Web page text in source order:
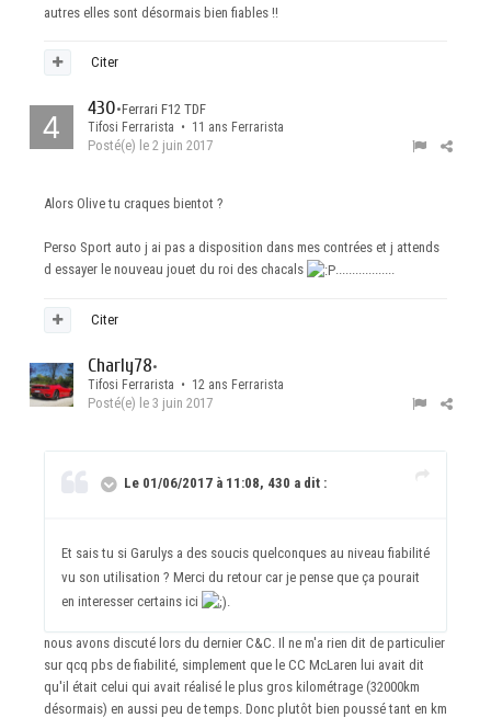
autres elles sont désormais bien fiables !!
Citer
430•Ferrari F12 TDF
Tifosi Ferrarista • 11 ans Ferrarista
Posté(e) le 2 juin 2017
Alors Olive tu craques bientot ?
Perso Sport auto j ai pas a disposition dans mes contrées et j attends
d essayer le nouveau jouet du roi des chacals
..................
Citer
Charly78•
Tifosi Ferrarista • 12 ans Ferrarista
Posté(e) le 3 juin 2017
Le 01/06/2017 à 11:08, 430 a dit :
Et sais tu si Garulys a des soucis quelconques au niveau fiabilité
vu son utilisation ? Merci du retour car je pense que ça pourait
en interesser certains ici
.
nous avons discuté lors du dernier C&C. Il ne m'a rien dit de particulier
sur qcq pbs de fiabilité, simplement que le CC McLaren lui avait dit
qu'il était celui qui avait réalisé le plus gros kilométrage (32000km
désormais) en aussi peu de temps. Donc plutôt bien poussé tant en km